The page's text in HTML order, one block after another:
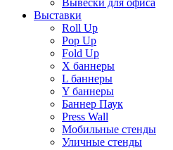
Вывески для офиса
Выставки
Roll Up
Pop Up
Fold Up
Х баннеры
L баннеры
Y баннеры
Баннер Паук
Press Wall
Мобильные стенды
Уличные стенды